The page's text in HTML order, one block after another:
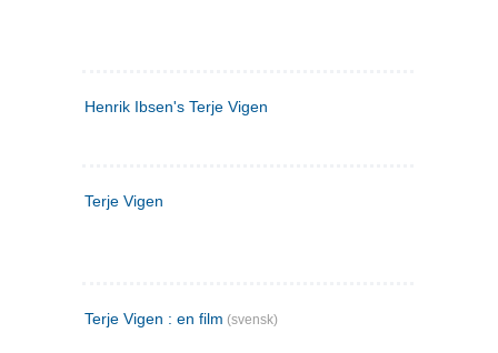
Henrik Ibsen's Terje Vigen
Terje Vigen
Terje Vigen : en film (svensk)